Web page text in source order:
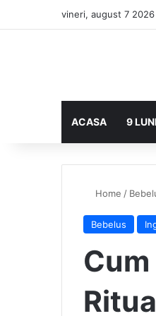
vineri, august 7 2026
ACASA 9 LUNI
Home /
Bebelus